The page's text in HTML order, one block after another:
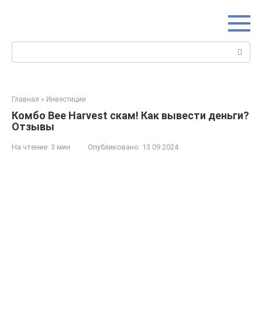
Поиск:
Главная » Инвестиции
Комбо Bee Harvest скам! Как вывести деньги?
Отзывы
На чтение: 3 мин Опубликовано: 13.09.2024